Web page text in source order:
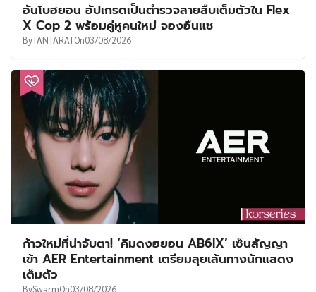
อันโบฮยอน อัปเกรดเป็นตำรวจสายสืบเต็มตัวใน Flex
X Cop 2 พร้อมคู่หูคนใหม่ จองอึนแช
ByTANTARATOn03/08/2026
ก้าวใหม่ที่น่าจับตา! ‘คิมดงฮยอน AB6IX’ เซ็นสัญญา
เข้า AER Entertainment เตรียมลุยเส้นทางนักแสดง
เต็มตัว
BySwarmOn03/08/2026